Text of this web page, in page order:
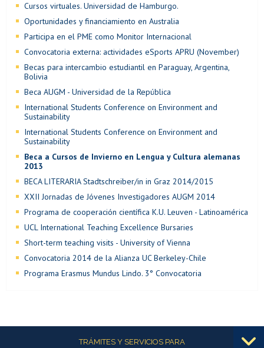
Cursos virtuales. Universidad de Hamburgo.
Oportunidades y financiamiento en Australia
Participa en el PME como Monitor Internacional
Convocatoria externa: actividades eSports APRU (November)
Becas para intercambio estudiantil en Paraguay, Argentina,
Bolivia
Beca AUGM - Universidad de la República
International Students Conference on Environment and
Sustainability
International Students Conference on Environment and
Sustainability
Beca a Cursos de Invierno en Lengua y Cultura alemanas
2013
BECA LITERARIA Stadtschreiber/in in Graz 2014/2015
XXII Jornadas de Jóvenes Investigadores AUGM 2014
Programa de cooperación científica K.U. Leuven - Latinoamérica
UCL International Teaching Excellence Bursaries
Short-term teaching visits - University of Vienna
Convocatoria 2014 de la Alianza UC Berkeley-Chile
Programa Erasmus Mundus Lindo. 3° Convocatoria
Más informaciónTRÁMITES Y SERVICIOS PARA